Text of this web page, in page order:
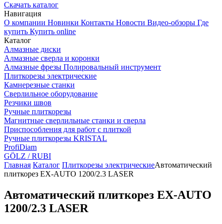
Скачать каталог
Навигация
О компании Новинки Контакты Новости Видео-обзоры Где
купить Купить online
Каталог
Алмазные диски
Алмазные сверла и коронки
Алмазные фрезы Полировальный инструмент
Плиткорезы электрические
Камнерезные станки
Сверлильное оборудование
Резчики швов
Ручные плиткорезы
Магнитные сверлильные станки и сверла
Приспособления для работ с плиткой
Ручные плиткорезы KRISTAL
ProfiDiam
GÖLZ / RUBI
Главная Каталог Плиткорезы электрическиеАвтоматический
плиткорез EX-AUTO 1200/2.3 LASER
Автоматический плиткорез EX-AUTO
1200/2.3 LASER